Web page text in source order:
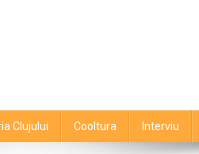
Clujului Cooltura Interviu